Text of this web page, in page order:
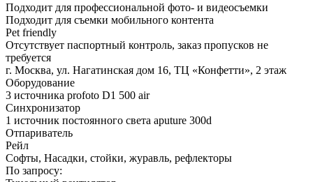
Подходит для профессиональной фото- и видеосъемки
Подходит для съемки мобильного контента
Pet friendly
Отсутствует паспортный контроль, заказ пропусков не
требуется
г. Москва, ул. Нагатинская дом 16, ТЦ «Конфетти», 2 этаж
Оборудование
3 источника profoto D1 500 air
Синхронизатор
1 источник постоянного света aputure 300d
Отпариватель
Рейл
Софты, Насадки, стойки, журавль, рефлекторы
По запросу: